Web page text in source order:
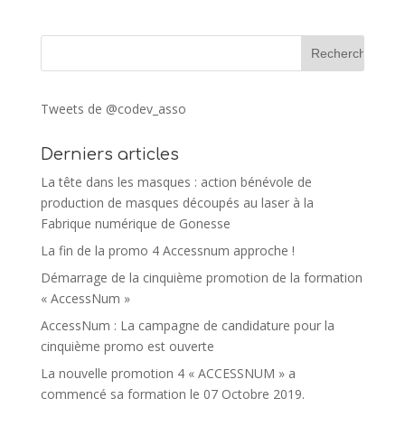
Tweets de @codev_asso
Derniers articles
La tête dans les masques : action bénévole de
production de masques découpés au laser à la
Fabrique numérique de Gonesse
La fin de la promo 4 Accessnum approche !
Démarrage de la cinquième promotion de la formation
« AccessNum »
AccessNum : La campagne de candidature pour la
cinquième promo est ouverte
La nouvelle promotion 4 « ACCESSNUM » a
commencé sa formation le 07 Octobre 2019.